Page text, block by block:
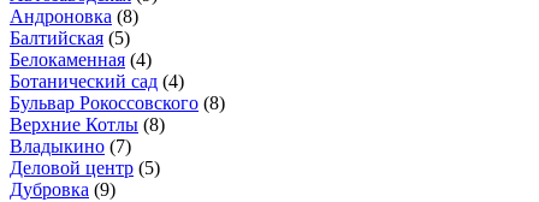
Андроновка (8)
Балтийская (5)
Белокаменная (4)
Ботанический сад (4)
Бульвар Рокоссовского (8)
Верхние Котлы (8)
Владыкино (7)
Деловой центр (5)
Дубровка (9)